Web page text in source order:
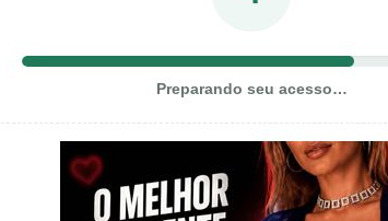
Preparando seu acesso…